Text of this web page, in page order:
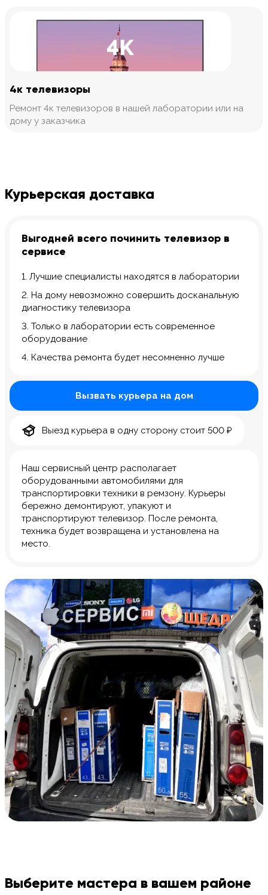
4к телевизоры
Ремонт 4к телевизоров в нашей лаборатории или на
дому у заказчика
Курьерская доставка
Выгодней всего починить телевизор в
сервисе
1. Лучшие специалисты находятся в лаборатории
2. На дому невозможно совершить досканальную
диагностику телевизора
3. Только в лаборатории есть современное
оборудование
4. Качества ремонта будет несомненно лучше
Наш сервисный центр располагает
оборудованными автомобилями для
транспортировки техники в ремзону. Курьеры
бережно демонтируют, упакуют и
транспортируют телевизор. После ремонта,
техника будет возвращена и установлена на
место.
Вызвать курьера на дом
Выезд курьера в одну сторону стоит 500 ₽
Выберите мастера в вашем районе